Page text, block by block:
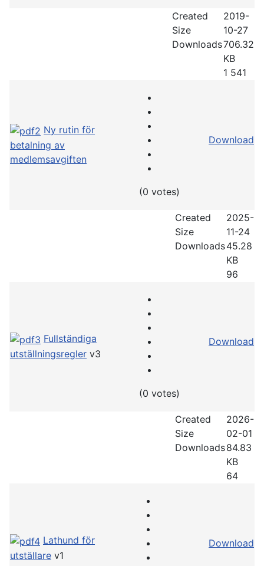
Created
Size
Downloads
2019-
10-27
706.32
KB
1 541
Ny rutin för
betalning av
medlemsavgiften
(0 votes)
Download
Created
Size
Downloads
2025-
11-24
45.28
KB
96
Fullständiga
utställningsregler v3
(0 votes)
Download
Created
Size
Downloads
2026-
02-01
84.83
KB
64
Lathund för
utställare v1
Download